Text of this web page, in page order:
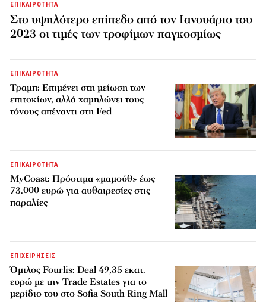
ΕΠΙΚΑΙΡΟΤΗΤΑ
Στο υψηλότερο επίπεδο από τον Ιανουάριο του
2023 οι τιμές των τροφίμων παγκοσμίως
ΕΠΙΚΑΙΡΟΤΗΤΑ
Τραμπ: Επιμένει στη μείωση των
επιτοκίων, αλλά χαμηλώνει τους
τόνους απέναντι στη Fed
ΕΠΙΚΑΙΡΟΤΗΤΑ
MyCoast: Πρόστιμα «μαμούθ» έως
73.000 ευρώ για αυθαιρεσίες στις
παραλίες
ΕΠΙΧΕΙΡΗΣΕΙΣ
Όμιλος Fourlis: Deal 49,35 εκατ.
ευρώ με την Trade Estates για το
μερίδιο του στο Sofia South Ring Mall